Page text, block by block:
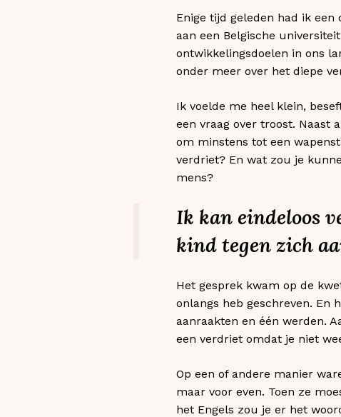
Enige tijd geleden had ik
aan een Belgische
ontwikkelingsdoelen in ons
onder meer over het diepe
Ik voelde me heel klein,
een vraag over troost. Naast
om minstens tot een
verdriet? En wat zou je
mens?
Ik kan eindeloos
kind tegen zich
Het gesprek kwam op de
onlangs heb geschreven. En
aanraakten en één werden.
een verdriet omdat je niet
Op een of andere manier
maar voor even. Toen ze
het Engels zou je er het